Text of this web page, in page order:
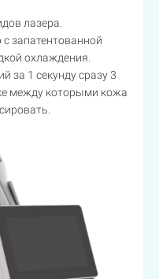
лазера.
запатентованной
охлаждения.
за 1 секунду сразу 3
между которыми кожа